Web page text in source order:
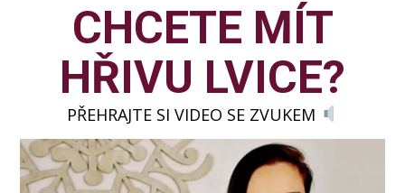
CHCETE MÍT
HŘIVU LVICE?
PŘEHRAJTE SI VIDEO SE ZVUKEM